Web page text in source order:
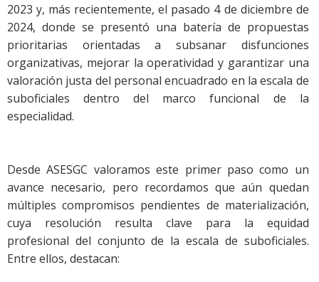
2023 y, más recientemente, el pasado 4 de diciembre de
2024, donde se presentó una batería de propuestas
prioritarias orientadas a subsanar disfunciones
organizativas, mejorar la operatividad y garantizar una
valoración justa del personal encuadrado en la escala de
suboficiales dentro del marco funcional de la
especialidad.
Desde ASESGC valoramos este primer paso como un
avance necesario, pero recordamos que aún quedan
múltiples compromisos pendientes de materialización,
cuya resolución resulta clave para la equidad
profesional del conjunto de la escala de suboficiales.
Entre ellos, destacan: